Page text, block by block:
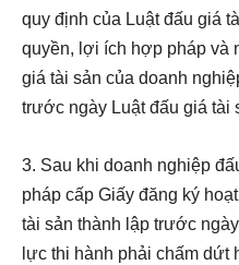
quy định của Luật đấu giá
quyền, lợi ích hợp pháp và
giá tài sản của doanh
trước ngày Luật đấu giá tài
3. Sau khi doanh nghiệp
pháp cấp Giấy đăng ký
tài sản thành lập trước
lực thi hành phải chấm dứt